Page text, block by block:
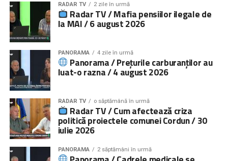
RADAR TV 2 zile în urmă
Radar TV / Mafia pensiilor ilegale de
la MAI / 6 august 2026
PANORAMA 4 zile în urmă
Panorama / Prețurile carburanților au
luat-o razna / 4 august 2026
RADAR TV o săptămână în urmă
Radar TV / Cum afectează criza
politică proiectele comunei Cordun / 30
iulie 2026
PANORAMA 2 săptămâni în urmă